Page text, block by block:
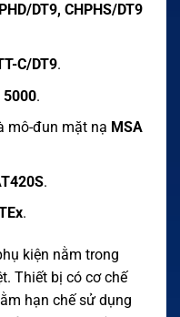
DT9, CHPHS/DT9
C/DT9.
5000.
mô-đun mặt nạ MSA
.
.
kiện nằm trong
Thiết bị có cơ chế
hạn chế sử dụng